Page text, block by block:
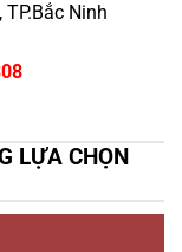
Ninh
LỰA CHỌN